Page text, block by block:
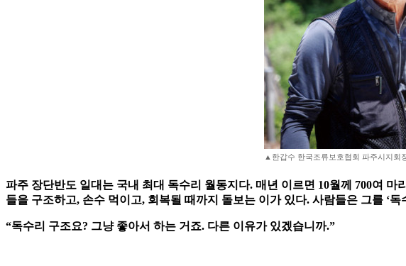
▲한갑수 한국조류보호협회 파주시지회
파주 장단반도 일대는 국내 최대 독수리 월동지다. 매년 이르면 10월께 700여
들을 구조하고, 손수 먹이고, 회복될 때까지 돌보는 이가 있다. 사람들은 그를 ‘
“독수리 구조요? 그냥 좋아서 하는 거죠. 다른 이유가 있겠습니까.”